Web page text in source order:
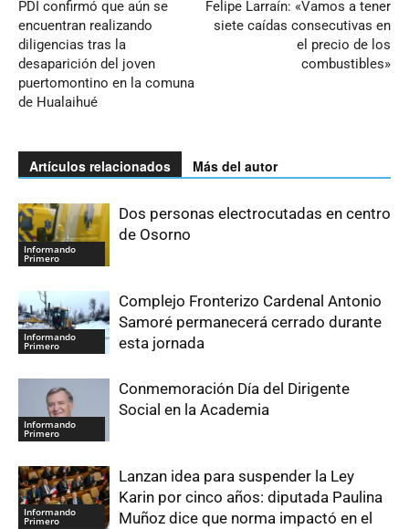
PDI confirmó que aún se
encuentran realizando
diligencias tras la
desaparición del joven
puertomontino en la comuna
de Hualaihué
Felipe Larraín: «Vamos a tener
siete caídas consecutivas en
el precio de los
combustibles»
Artículos relacionados Más del autor
Informando
Primero
Dos personas electrocutadas en centro
de Osorno
Informando
Primero
Complejo Fronterizo Cardenal Antonio
Samoré permanecerá cerrado durante
esta jornada
Informando
Primero
Conmemoración Día del Dirigente
Social en la Academia
Informando
Primero
Lanzan idea para suspender la Ley
Karin por cinco años: diputada Paulina
Muñoz dice que norma impactó en el